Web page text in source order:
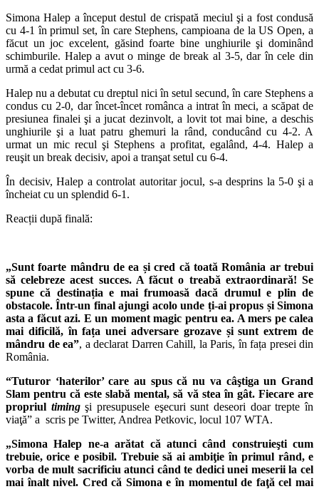
Simona Halep a început destul de crispată meciul şi a fost condusă
cu 4-1 în primul set, în care Stephens, campioana de la US Open, a
făcut un joc excelent, găsind foarte bine unghiurile şi dominând
schimburile. Halep a avut o minge de break al 3-5, dar în cele din
urmă a cedat primul act cu 3-6.
Halep nu a debutat cu dreptul nici în setul secund, în care Stephens a
condus cu 2-0, dar încet-încet românca a intrat în meci, a scăpat de
presiunea finalei şi a jucat dezinvolt, a lovit tot mai bine, a deschis
unghiurile şi a luat patru ghemuri la rând, conducând cu 4-2. A
urmat un mic recul şi Stephens a profitat, egalând, 4-4. Halep a
reuşit un break decisiv, apoi a tranşat setul cu 6-4.
În decisiv, Halep a controlat autoritar jocul, s-a desprins la 5-0 şi a
încheiat cu un splendid 6-1.
Reacții după finală:
„Sunt foarte mândru de ea și cred că toată România ar trebui
să celebreze acest succes. A făcut o treabă extraordinară! Se
spune că destinația e mai frumoasă dacă drumul e plin de
obstacole. Într-un final ajungi acolo unde ți-ai propus și Simona
asta a făcut azi. E un moment magic pentru ea. A mers pe calea
mai dificilă, în fața unei adversare grozave și sunt extrem de
mândru de ea”, a declarat Darren Cahill, la Paris, în fața presei din
România.
“Tuturor ‘haterilor’ care au spus că nu va câştiga un Grand
Slam pentru că este slabă mental, să vă stea în gât. Fiecare are
propriul timingşi presupusele eşecuri sunt deseori doar trepte în
viaţă” a scris pe Twitter, Andrea Petkovic, locul 107 WTA.
„Simona Halep ne-a arătat că atunci când construieşti cum
trebuie, orice e posibil. Trebuie să ai ambiţie în primul rând, e
vorba de mult sacrificiu atunci când te dedici unei meserii la cel
mai înalt nivel. Cred că Simona e în momentul de faţă cel mai